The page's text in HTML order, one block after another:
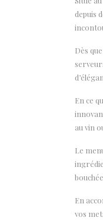
depuis
Dès
En ce
au vin
Le
En
vos